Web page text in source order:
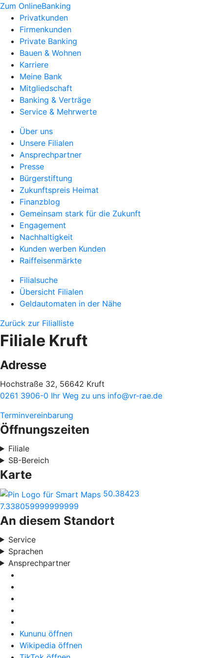
Zum OnlineBanking
Privatkunden
Firmenkunden
Private Banking
Bauen & Wohnen
Karriere
Meine Bank
Mitgliedschaft
Banking & Verträge
Service & Mehrwerte
Über uns
Unsere Filialen
Ansprechpartner
Presse
Bürgerstiftung
Zukunftspreis Heimat
Finanzblog
Gemeinsam stark für die Zukunft
Engagement
Nachhaltigkeit
Kunden werben Kunden
Raiffeisenmärkte
Filialsuche
Übersicht Filialen
Geldautomaten in der Nähe
Zurück zur Filialliste
Filiale Kruft
Adresse
Hochstraße 32, 56642 Kruft
0261 3906-0 Ihr Weg zu uns info@vr-rae.de
Terminvereinbarung
Öffnungszeiten
Filiale
SB-Bereich
Karte
50.38423
7.338059999999999
An diesem Standort
Service
Sprachen
Ansprechpartner
Kununu öffnen
Wikipedia öffnen